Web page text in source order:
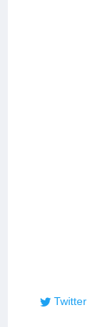
Twitter